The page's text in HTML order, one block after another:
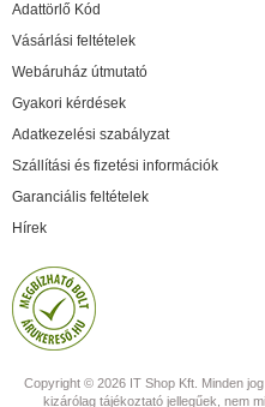
Adattörlő Kód
Vásárlási feltételek
Webáruház útmutató
Gyakori kérdések
Adatkezelési szabályzat
Szállítási és fizetési információk
Garanciális feltételek
Hírek
Copyright © 2026 IT Shop Kft. Minden
kizárólag tájékoztató jellegűek, nem